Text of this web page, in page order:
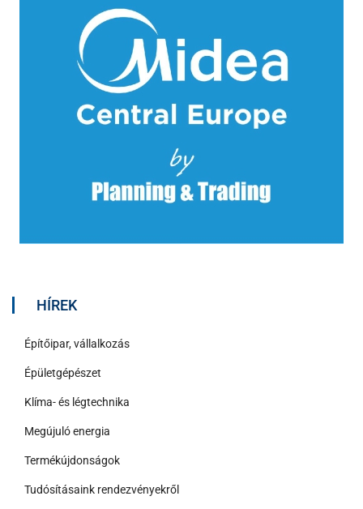
HÍREK
Építőipar, vállalkozás
Épületgépészet
Klíma- és légtechnika
Megújuló energia
Termékújdonságok
Tudósításaink rendezvényekről